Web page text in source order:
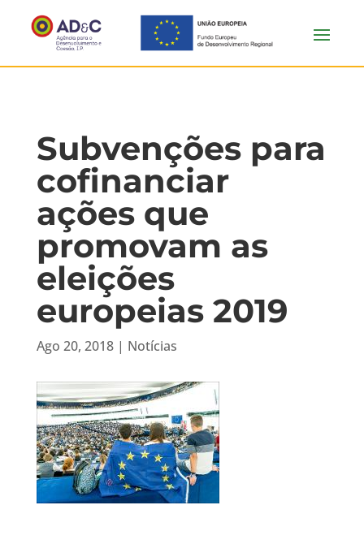
Subvenções para
cofinanciar
ações que
promovam as
eleições
europeias 2019
Ago 20, 2018| Notícias